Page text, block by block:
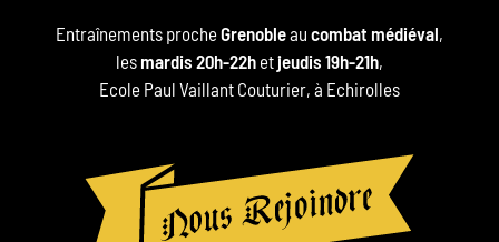
Entraînements procheGrenobleau combat médiéval ,
les mardis 20h-22h etjeudis 19h-21h,
Ecole Paul Vaillant Couturier, à Echirolles